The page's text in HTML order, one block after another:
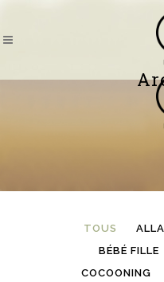
TOUS
BÉBÉ FILLE
COCOONING